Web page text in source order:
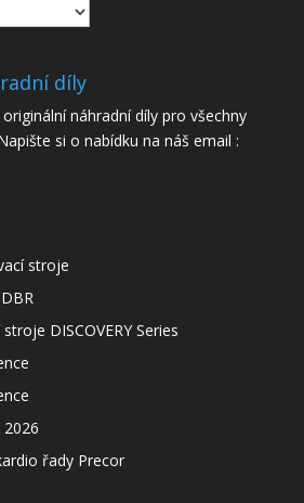
díly
náhradní díly pro všechny
si o nabídku na náš email :
stroje
DISCOVERY Series
řady Precor